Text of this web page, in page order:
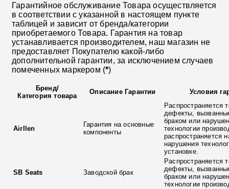
Гарантийное обслуживание Товара осуществляется
в соответствии с указанной в настоящем пункте
таблицей и зависит от бренда/категории
приобретаемого Товара. Гарантия на товар
устанавливается производителем, наш магазин не
предоставляет Покупателю какой-либо
дополнительной гарантии, за исключением случаев
помеченных маркером (*)
Бренд/
Категория товара
Описание Гарантии Условия
Airllen
Гарантия на основные
компоненты
Распространяется
дефекты,
браком или
технологии
распространяется
нарушения
установке.
SB Seats Заводской брак
Распространяется
дефекты,
браком или
технологии